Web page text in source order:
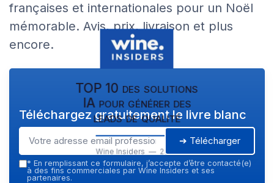
françaises et internationales pour un Noël
mémorable. Avis, prix, livraison et plus
encore.
TOP 10 des solutions
IA pour générer des
leads de qualité
Wine Insiders — 2026
Téléchargez gratuitement le livre blanc
➔ Télécharger
* En remplissant ce formulaire, j’accepte d’être contacté(e)
à des fins commerciales par Wine Insiders et ses
partenaires.